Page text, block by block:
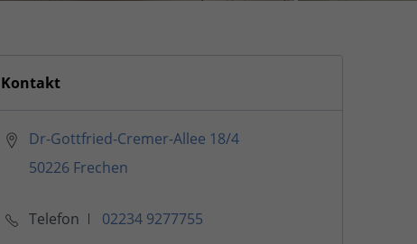
Kontakt
Dr-Gottfried-Cremer-Allee 18/4
50226 Frechen
Telefon 02234 9277755